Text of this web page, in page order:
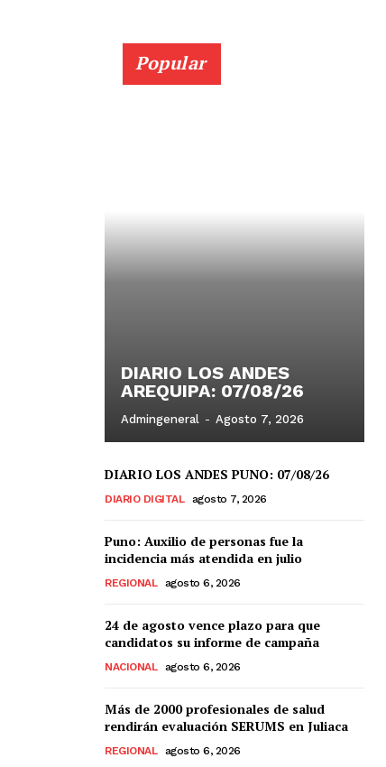
Popular
DIARIO LOS ANDES
AREQUIPA: 07/08/26
Admingeneral - Agosto 7, 2026
DIARIO LOS ANDES PUNO: 07/08/26
DIARIO DIGITAL agosto 7, 2026
Puno: Auxilio de personas fue la
incidencia más atendida en julio
REGIONAL agosto 6, 2026
24 de agosto vence plazo para que
candidatos su informe de campaña
NACIONAL agosto 6, 2026
Más de 2000 profesionales de salud
rendirán evaluación SERUMS en Juliaca
REGIONAL agosto 6, 2026